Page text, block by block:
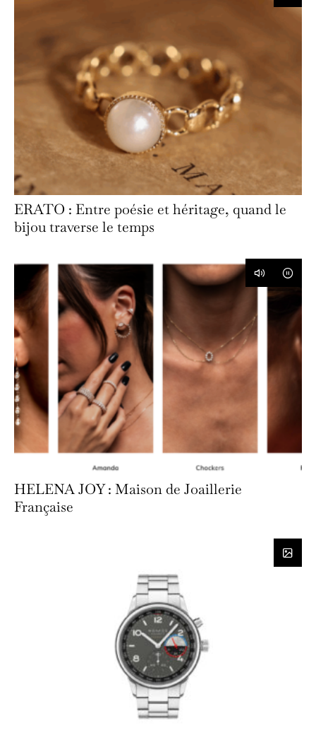
ERATO : Entre poésie et héritage, quand le
bijou traverse le temps
HELENA JOY : Maison de Joaillerie
Française